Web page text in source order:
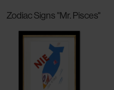
Zodiac Signs "Mr. Pisces"